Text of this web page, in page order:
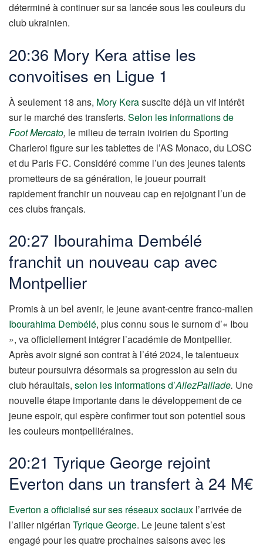
déterminé à continuer sur sa lancée sous les couleurs du
club ukrainien.
20:36 Mory Kera attise les
convoitises en Ligue 1
À seulement 18 ans, Mory Kerasuscite déjà un vif intérêt
sur le marché des transferts. Selon les informations de
Foot Mercato, le milieu de terrain ivoirien du Sporting
Charleroi figure sur les tablettes de l’AS Monaco, du LOSC
et du Paris FC. Considéré comme l’un des jeunes talents
prometteurs de sa génération, le joueur pourrait
rapidement franchir un nouveau cap en rejoignant l’un de
ces clubs français.
20:27 Ibourahima Dembélé
franchit un nouveau cap avec
Montpellier
Promis à un bel avenir, le jeune avant-centre franco-malien
Ibourahima Dembélé, plus connu sous le surnom d’« Ibou
», va officiellement intégrer l’académie de Montpellier.
Après avoir signé son contrat à l’été 2024, le talentueux
buteur poursuivra désormais sa progression au sein du
club héraultais, selon les informations d’AllezPaillade. Une
nouvelle étape importante dans le développement de ce
jeune espoir, qui espère confirmer tout son potentiel sous
les couleurs montpelliéraines.
20:21 Tyrique George rejoint
Everton dans un transfert à 24 M€
Everton a officialisé sur ses réseaux sociaux l’arrivée de
l’ailier nigérian Tyrique George. Le jeune talent s’est
engagé pour les quatre prochaines saisons avec les